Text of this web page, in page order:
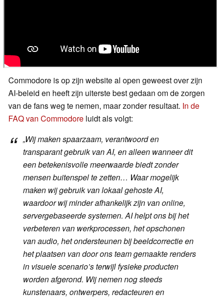
Commodore is op zijn website al open geweest over zijn
AI-beleid en heeft zijn uiterste best gedaan om de zorgen
van de fans weg te nemen, maar zonder resultaat. In de
FAQ van Commodore luidt als volgt:
„Wij maken spaarzaam, verantwoord en
transparant gebruik van AI, en alleen wanneer dit
een betekenisvolle meerwaarde biedt zonder
mensen buitenspel te zetten… Waar mogelijk
maken wij gebruik van lokaal gehoste AI,
waardoor wij minder afhankelijk zijn van online,
servergebaseerde systemen. AI helpt ons bij het
verbeteren van werkprocessen, het opschonen
van audio, het ondersteunen bij beeldcorrectie en
het plaatsen van door ons team gemaakte renders
in visuele scenario’s terwijl fysieke producten
worden afgerond. Wij nemen nog steeds
kunstenaars, ontwerpers, redacteuren en